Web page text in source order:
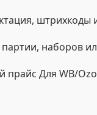
штрихкоды
наборов
прайс Для WB/